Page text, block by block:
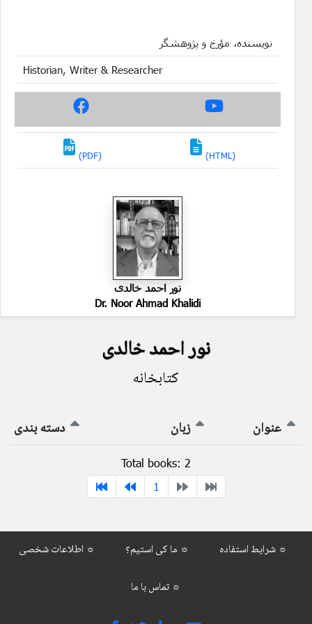
نویسنده، مؤرخ و پژوهشگر
Historian, Writer & Researcher
(PDF) (HTML)
نور احمد خالدی
Dr. Noor Ahmad Khalidi
نور احمد خالدی
کتابخانه
عنوان زبان دسته بندی
Total books: 2
1
اطلاعات شخصی ☼ ما کی استیم؟ ☼ شرایط استفاده ☼
تماس با ما ☼